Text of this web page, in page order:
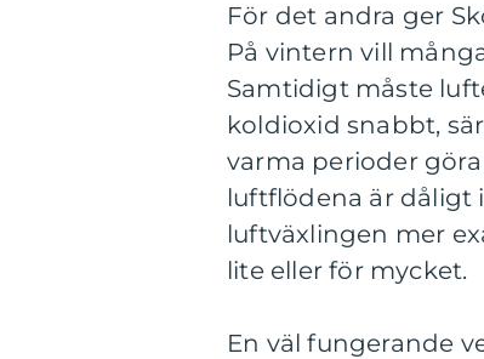
För det andra ger
På vintern vill
Samtidigt måste
koldioxid snabbt,
varma perioder
luftflödena är dåligt
luftväxlingen mer
lite eller för mycket.
En väl fungerande